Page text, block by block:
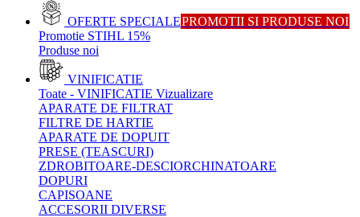
OFERTE SPECIALEPROMOTII SI PRODUSE NOI
Promotie STIHL 15%
Produse noi
VINIFICATIE
Toate - VINIFICATIE Vizualizare
APARATE DE FILTRAT
FILTRE DE HARTIE
APARATE DE DOPUIT
PRESE (TEASCURI)
ZDROBITOARE-DESCIORCHINATOARE
DOPURI
CAPISOANE
ACCESORII DIVERSE